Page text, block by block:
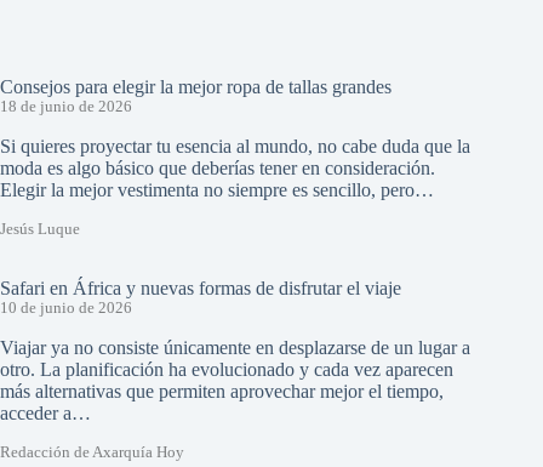
Consejos para elegir la mejor ropa de tallas grandes
18 de junio de 2026
Si quieres proyectar tu esencia al mundo, no cabe duda que la
moda es algo básico que deberías tener en consideración.
Elegir la mejor vestimenta no siempre es sencillo, pero…
Jesús Luque
Safari en África y nuevas formas de disfrutar el viaje
10 de junio de 2026
Viajar ya no consiste únicamente en desplazarse de un lugar a
otro. La planificación ha evolucionado y cada vez aparecen
más alternativas que permiten aprovechar mejor el tiempo,
acceder a…
Redacción de Axarquía Hoy